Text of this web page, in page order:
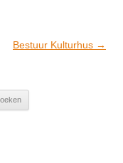
Bestuur Kulturhus →